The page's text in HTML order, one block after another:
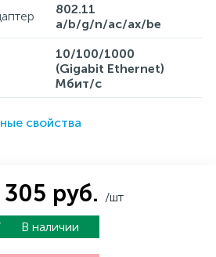
802.11
a/b/g/n/ac/ax/be
10/100/1000
(Gigabit Ethernet)
Мбит/с
свойства
руб. /шт
В наличии